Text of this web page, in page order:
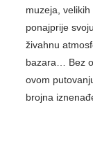
muzeja,
ponajprije
živahnu
bazara… Bez
ovom
brojna